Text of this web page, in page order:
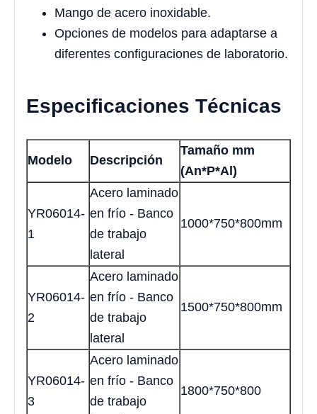
Mango de acero inoxidable.
Opciones de modelos para adaptarse a
diferentes configuraciones de laboratorio.
Especificaciones Técnicas
Modelo Descripción
Tamaño mm
(An*P*Al)
YR06014-
1
Acero laminado
en frío - Banco
de trabajo
lateral
1000*750*800mm
YR06014-
2
Acero laminado
en frío - Banco
de trabajo
lateral
1500*750*800mm
YR06014-
3
Acero laminado
en frío - Banco
de trabajo
1800*750*800